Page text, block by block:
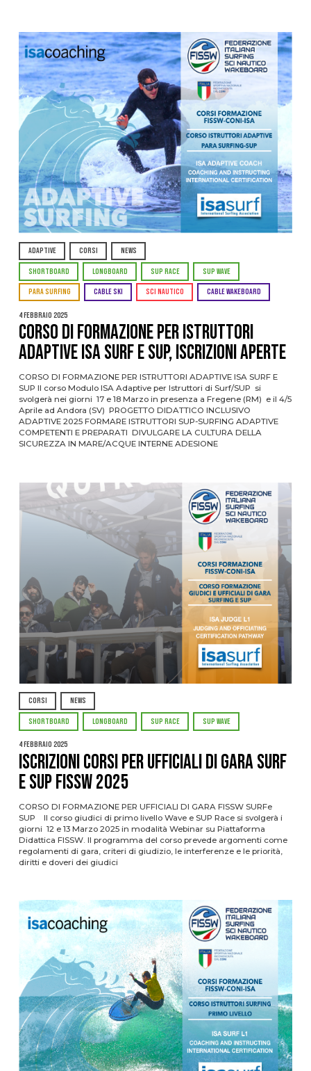
ADAPTIVE CORSI NEWS
SHORTBOARD LONGBOARD SUP RACE SUP WAVE
PARA SURFING CABLE SKI SCI NAUTICO CABLE WAKEBOARD
4 Febbraio 2025
CORSO DI FORMAZIONE PER ISTRUTTORI
ADAPTIVE ISA SURF E SUP, ISCRIZIONI APERTE
CORSO DI FORMAZIONE PER ISTRUTTORI ADAPTIVE ISA SURF E
SUP Il corso Modulo ISA Adaptive per Istruttori di Surf/SUP si
svolgerà nei giorni 17 e 18 Marzo in presenza a Fregene (RM) e il 4/5
Aprile ad Andora (SV) PROGETTO DIDATTICO INCLUSIVO
ADAPTIVE 2025 FORMARE ISTRUTTORI SUP-SURFING ADAPTIVE
COMPETENTI E PREPARATI DIVULGARE LA CULTURA DELLA
SICUREZZA IN MARE/ACQUE INTERNE ADESIONE
CORSI NEWS
SHORTBOARD LONGBOARD SUP RACE SUP WAVE
4 Febbraio 2025
ISCRIZIONI CORSI PER UFFICIALI DI GARA SURF
E SUP FISSW 2025
CORSO DI FORMAZIONE PER UFFICIALI DI GARA FISSW SURFe
SUP Il corso giudici di primo livello Wave e SUP Race si svolgerà i
giorni 12 e 13 Marzo 2025 in modalità Webinar su Piattaforma
Didattica FISSW. Il programma del corso prevede argomenti come
regolamenti di gara, criteri di giudizio, le interferenze e le priorità,
diritti e doveri dei giudici